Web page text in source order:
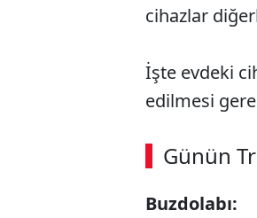
cihazlar
İşte evdeki
edilmesi
Günün
Buzdolabı: